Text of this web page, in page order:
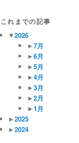
これまでの記事
▼2026
►7月
►6月
►5月
►4月
►3月
►2月
►1月
►2025
►2024